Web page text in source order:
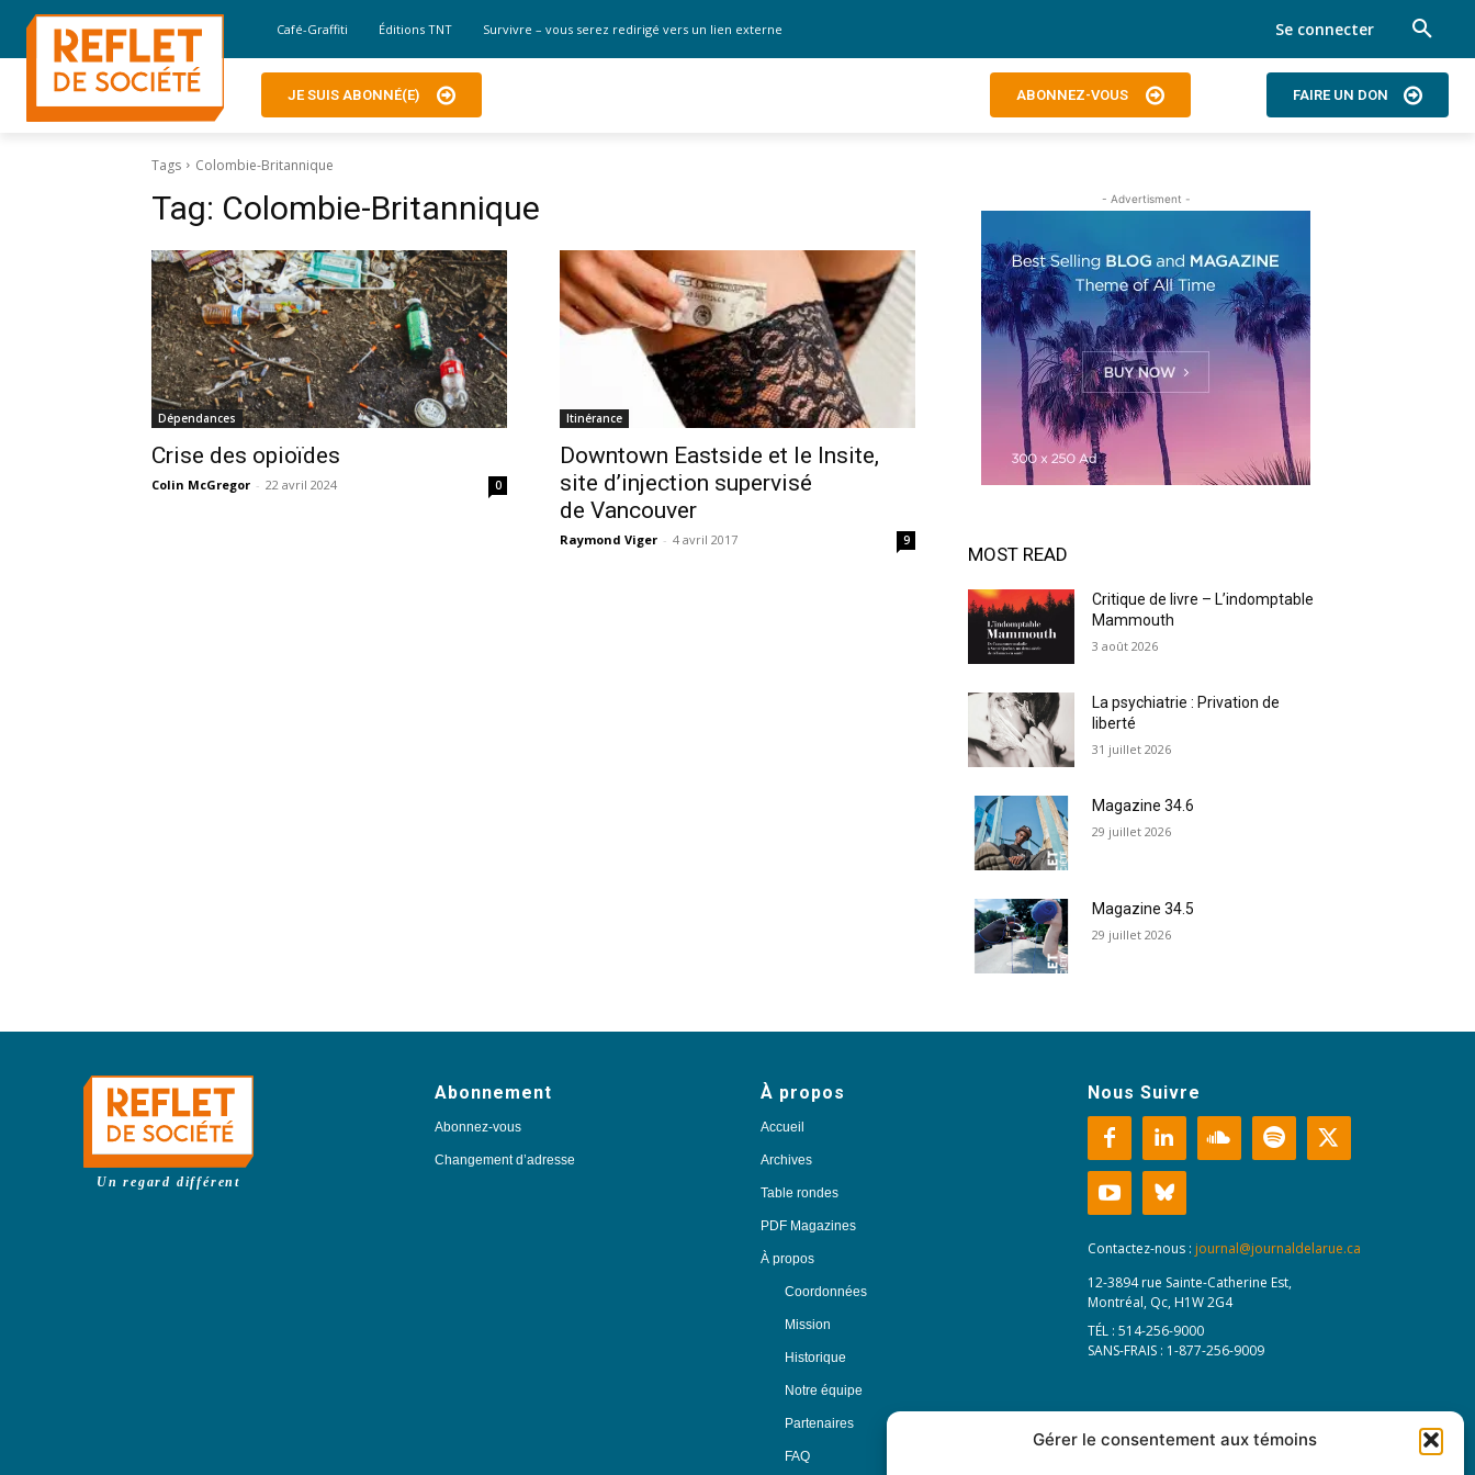
Gérer le consentement aux témoins
Café-Graffiti Éditions TNT Survivre – vous serez redirigé vers un lien externe Se connecter
JE SUIS ABONNÉ(E) ABONNEZ-VOUS FAIRE UN DON
Tags Colombie-Britannique
Tag: Colombie-Britannique
Dépendances
Crise des opioïdes
Colin McGregor - 22 avril 2024 0
Itinérance
Downtown Eastside et le Insite,
site d’injection supervisé
de Vancouver
Raymond Viger - 4 avril 2017 9
- Advertisment -
MOST READ
Critique de livre – L’indomptable
Mammouth
3 août 2026
La psychiatrie : Privation de
liberté
31 juillet 2026
Magazine 34.6
29 juillet 2026
Magazine 34.5
29 juillet 2026
Un regard différent
Abonnement
Abonnez-vous
Changement d’adresse
À propos
Accueil
Archives
Table rondes
PDF Magazines
À propos
Coordonnées
Mission
Historique
Notre équipe
Partenaires
FAQ
Nous Suivre
Contactez-nous : journal@journaldelarue.ca
12-3894 rue Sainte-Catherine Est,
Montréal, Qc, H1W 2G4
TÉL : 514-256-9000
SANS-FRAIS : 1-877-256-9009